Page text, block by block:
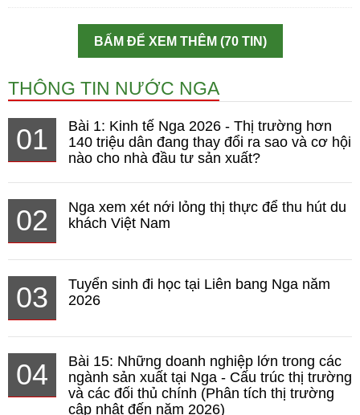
BẤM ĐỂ XEM THÊM (70 TIN)
THÔNG TIN NƯỚC NGA
01
Bài 1: Kinh tế Nga 2026 - Thị trường hơn
140 triệu dân đang thay đổi ra sao và cơ hội
nào cho nhà đầu tư sản xuất?
02
Nga xem xét nới lỏng thị thực để thu hút du
khách Việt Nam
03
Tuyển sinh đi học tại Liên bang Nga năm
2026
04
Bài 15: Những doanh nghiệp lớn trong các
ngành sản xuất tại Nga - Cấu trúc thị trường
và các đối thủ chính (Phân tích thị trường
cập nhật đến năm 2026)